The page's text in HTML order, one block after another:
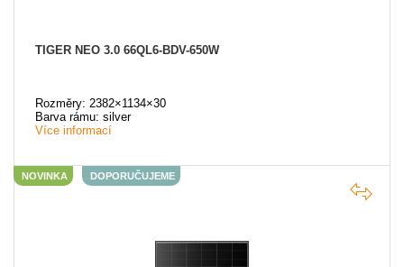
TIGER NEO 3.0 66QL6-BDV-650W
Rozměry: 2382×1134×30
Barva rámu: silver
Více informací
NOVINKA DOPORUČUJEME